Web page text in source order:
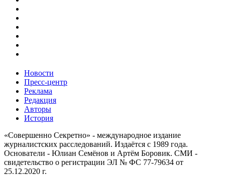
Новости
Пресс-центр
Реклама
Редакция
Авторы
История
«Совершенно Секретно» - международное издание
журналистских расследований. Издаётся с 1989 года.
Основатели - Юлиан Семёнов и Артём Боровик. CМИ -
свидетельство о регистрации ЭЛ № ФС 77-79634 от
25.12.2020 г.